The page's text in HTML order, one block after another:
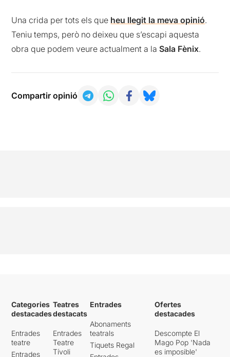
Una crida per tots els que heu llegit la meva opinió.
Teniu temps, però no deixeu que s’escapi aquesta
obra que podem veure actualment a laSala Fènix.
Compartir opinió
Categories
destacades
Entrades
teatre
Entrades
Teatres
destacats
Entrades
Teatre
Tívoli
Entrades
Abonaments
teatrals
Tiquets Regal
Ofertes
destacades
Descompte El
Mago Pop 'Nada
es imposible'